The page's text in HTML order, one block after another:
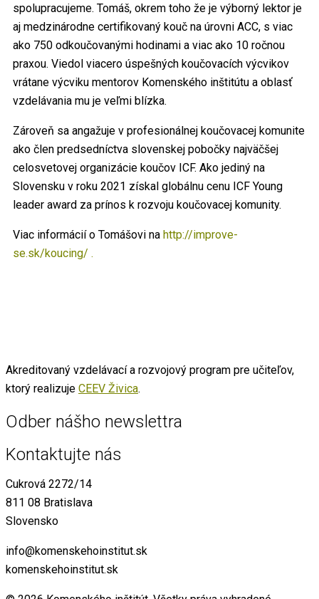
spolupracujeme. Tomáš, okrem toho že je výborný lektor je
aj medzinárodne certifikovaný kouč na úrovni ACC, s viac
ako 750 odkoučovanými hodinami a viac ako 10 ročnou
praxou. Viedol viacero úspešných koučovacích výcvikov
vrátane výcviku mentorov Komenského inštitútu a oblasť
vzdelávania mu je veľmi blízka.
Zároveň sa angažuje v profesionálnej koučovacej komunite
ako člen predsedníctva slovenskej pobočky najväčšej
celosvetovej organizácie koučov ICF. Ako jediný na
Slovensku v roku 2021 získal globálnu cenu ICF Young
leader award za prínos k rozvoju koučovacej komunity.
Viac informácií o Tomášovi na http://improve-
se.sk/koucing/ .
Akreditovaný vzdelávací a rozvojový program pre učiteľov,
ktorý realizuje CEEV Živica.
Odber nášho newslettra
Kontaktujte nás
Cukrová 2272/14
811 08 Bratislava
Slovensko
info@komenskehoinstitut.sk
komenskehoinstitut.sk